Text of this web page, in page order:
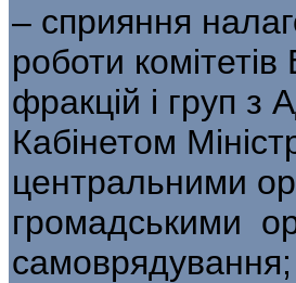
– сприяння
роботи
фракцій і груп з
Кабінетом
центральними
громадськими
самоврядування;